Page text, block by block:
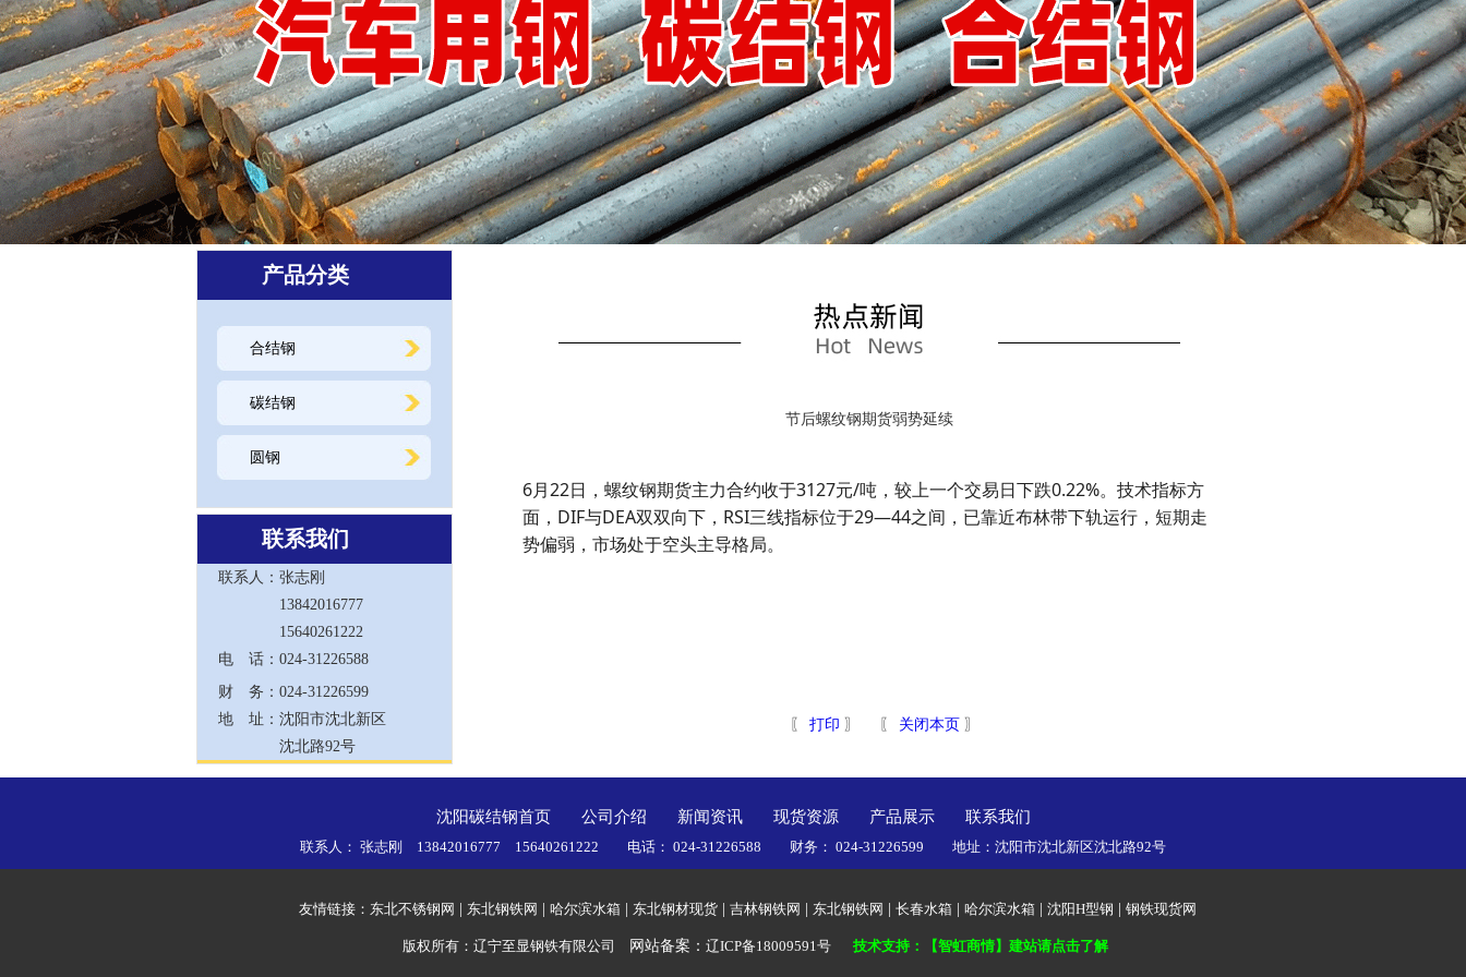
产品分类
合结钢
碳结钢
圆钢
联系我们
联系人： 张志刚
13842016777
15640261222
电 话： 024-31226588
财 务： 024-31226599
地 址： 沈阳市沈北新区
沈北路92号
节后螺纹钢期货弱势延续
6月22日，螺纹钢期货主力合约收于3127元/吨，较上一个交易日下跌0.22%。技术指标方
面，DIF与DEA双双向下，RSI三线指标位于29—44之间，已靠近布林带下轨运行，短期走
势偏弱，市场处于空头主导格局。
〖 打印 〗 〖 关闭本页 〗
沈阳碳结钢首页 公司介绍 新闻资讯 现货资源 产品展示 联系我们
联系人： 张志刚 13842016777 15640261222 电话： 024-31226588 财务： 024-31226599 地址：沈阳市沈北新区沈北路92号
友情链接： 东北不锈钢网 东北钢铁网 哈尔滨水箱 东北钢材现货 吉林钢铁网 东北钢铁网 长春水箱 哈尔滨水箱 沈阳H型钢 钢铁现货网
版权所有：辽宁至显钢铁有限公司 网站备案： 辽ICP备18009591号 技术支持：【智虹商情】建站请点击了解